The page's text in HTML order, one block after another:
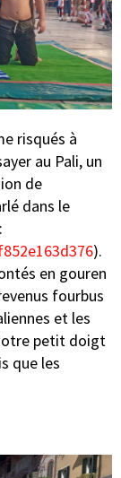
risqués à
au Pali, un
de
dans le
).
en gouren
fourbus
et les
petit doigt
que les